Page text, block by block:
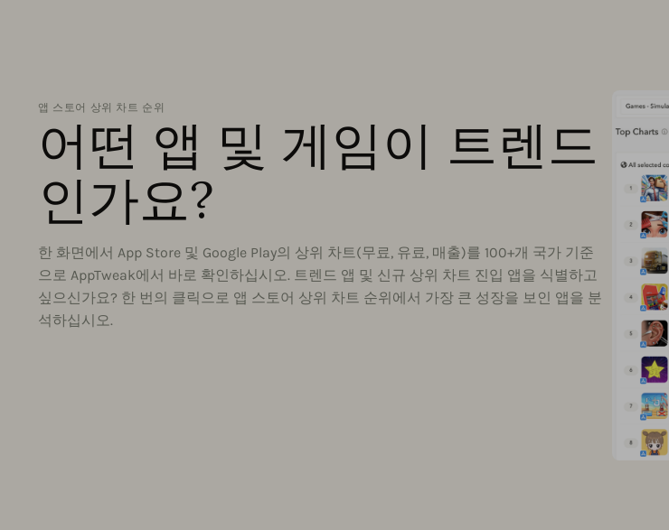
앱 스토어 상위 차트 순위
어떤 앱 및 게임이 트렌드
인가요?
한 화면에서 App Store 및 Google Play의 상위 차트(무료, 유료, 매출)를 100+개 국가 기준
으로 AppTweak에서 바로 확인하십시오. 트렌드 앱 및 신규 상위 차트 진입 앱을 식별하고
싶으신가요? 한 번의 클릭으로 앱 스토어 상위 차트 순위에서 가장 큰 성장을 보인 앱을 분
석하십시오.